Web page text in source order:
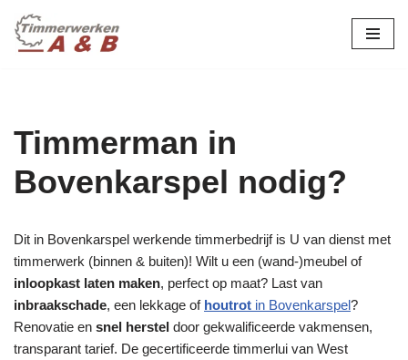
Ga
Timmerman in
Bovenkarspel nodig?
Dit in Bovenkarspel werkende timmerbedrijf is U van dienst met
timmerwerk (binnen & buiten)! Wilt u een (wand-)meubel of
inloopkast laten maken, perfect op maat? Last van
inbraakschade, een lekkage of houtrot in Bovenkarspel?
Renovatie en snel herstel door gekwalificeerde vakmensen,
transparant tarief. De gecertificeerde timmerlui van West